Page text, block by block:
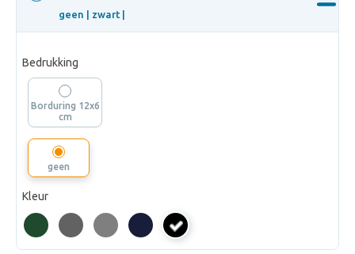
geen | zwart |
Bedrukking
Borduring 12x6
cm
geen
Kleur
zwart